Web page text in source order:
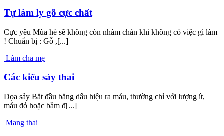
Tự làm ly gỗ cực chất
Cực yêu Mùa hè sẽ không còn nhàm chán khi không có việc gì làm
! Chuẩn bị : Gỗ ,[...]
Làm cha mẹ
Các kiểu sảy thai
Dọa sảy Bắt đầu bằng dấu hiệu ra máu, thường chỉ với lượng ít,
máu đỏ hoặc bầm đ[...]
Mang thai